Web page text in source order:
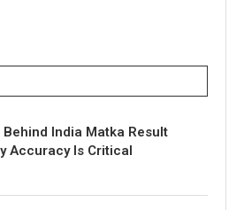
India Matka Result
Accuracy Is Critical